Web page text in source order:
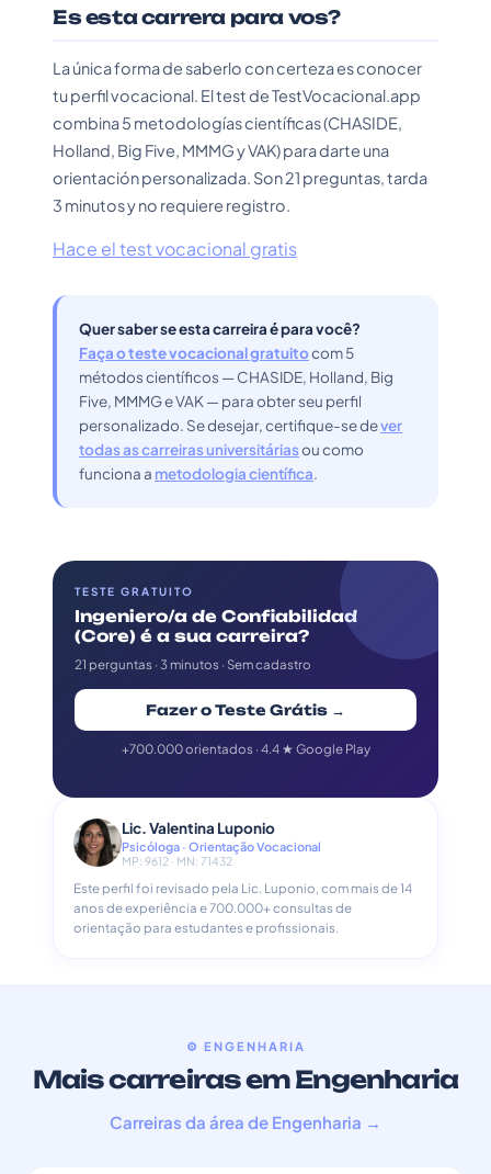
Es esta carrera para vos?
La única forma de saberlo con certeza es conocer
tu perfil vocacional. El test de TestVocacional.app
combina 5 metodologías científicas (CHASIDE,
Holland, Big Five, MMMG y VAK) para darte una
orientación personalizada. Son 21 preguntas, tarda
3 minutos y no requiere registro.
Hace el test vocacional gratis
Quer saber se esta carreira é para você?
Faça o teste vocacional gratuitocom 5
métodos científicos — CHASIDE, Holland, Big
Five, MMMG e VAK — para obter seu perfil
personalizado. Se desejar, certifique-se dever
todas as carreiras universitáriasou como
funciona a metodologia científica.
TESTE GRATUITO
Ingeniero/a de Confiabilidad
(Core) é a sua carreira?
21 perguntas · 3 minutos · Sem cadastro
Fazer o Teste Grátis →
+700.000 orientados · 4.4 ★ Google Play
Lic. Valentina Luponio
Psicóloga · Orientação Vocacional
MP: 9612 · MN: 71432
Este perfil foi revisado pela Lic. Luponio, com mais de 14
anos de experiência e 700.000+ consultas de
orientação para estudantes e profissionais.
⚙️ ENGENHARIA
Mais carreiras em Engenharia
Carreiras da área de Engenharia →